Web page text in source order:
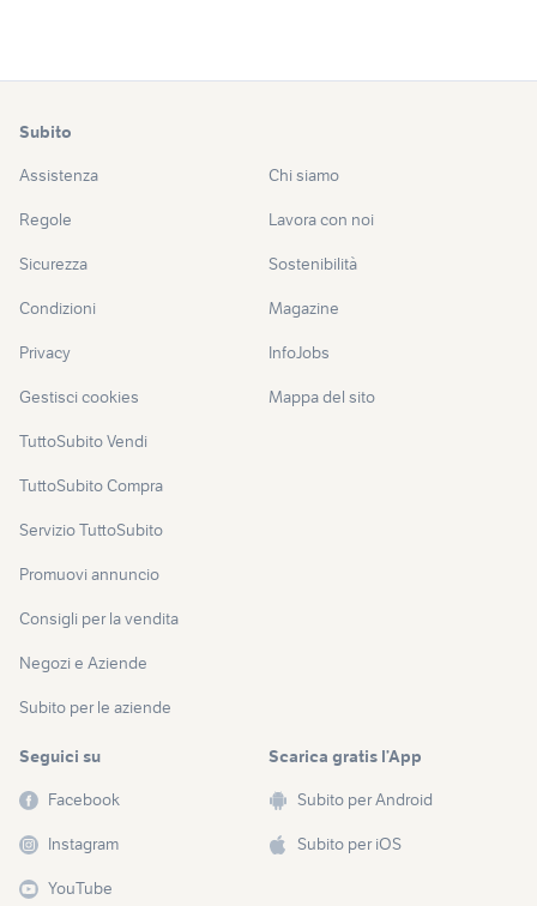
Subito
Assistenza
Regole
Sicurezza
Condizioni
Privacy
Gestisci cookies
TuttoSubito Vendi
TuttoSubito Compra
Servizio TuttoSubito
Promuovi annuncio
Consigli per la vendita
Negozi e Aziende
Subito per le aziende
Chi siamo
Lavora con noi
Sostenibilità
Magazine
InfoJobs
Mappa del sito
Seguici su
Facebook
Instagram
YouTube
Scarica gratis l’App
Subito per Android
Subito per iOS